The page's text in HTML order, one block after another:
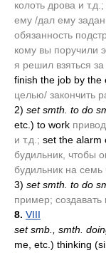
колоть дрова и т.д.;
ему /дал ему
обязанность
кому вы поручили
я решил взяться
finish the job by the
целью/ закончить
2) set smth. to do
etc.) to work
и т.д.; set the alarm
будильник, чтобы
будильник на семь
3) set smth. to do
пример;
8. VIII
set smb., smth.
me, etc.) thinking